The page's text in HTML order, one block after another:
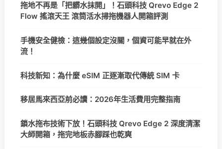
拖地不再是「把髒水抹開」！石頭科技 Qrevo Edge 2
Flow 搖滾天王 滾筒活水掃拖機器人開箱評測
手機安全健檢：這幾個設定沒關，個資可能早就在外
流！
科技新知：為什麼 eSIM 正逐漸取代傳統 SIM 卡
移居馬來西亞前必讀：2026年生活費用完整指南
鎖水拖布技術下放！石頭科技 Qrevo Edge 2 深度清潔
大師開箱，拖完地板赤腳踩也乾爽